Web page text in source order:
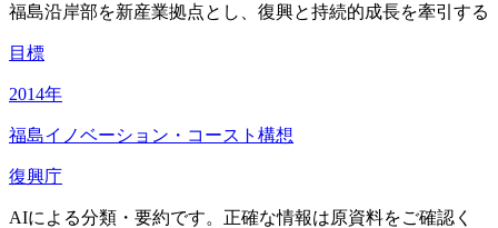
福島沿岸部を新産業拠点とし、復興と持続的成長を牽引する
目標
2014年
福島イノベーション・コースト構想
復興庁
AIによる分類・要約です。正確な情報は原資料をご確認く